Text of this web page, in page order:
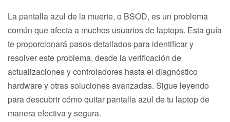
La pantalla azul de la muerte, o BSOD, es un problema
común que afecta a muchos usuarios de laptops. Esta guía
te proporcionará pasos detallados para identificar y
resolver este problema, desde la verificación de
actualizaciones y controladores hasta el diagnóstico
hardware y otras soluciones avanzadas. Sigue leyendo
para descubrir cómo quitar pantalla azul de tu laptop de
manera efectiva y segura.